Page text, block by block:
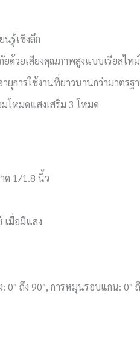
รู้เชิงลึก
ด้วยเสียงคุณภาพสูงแบบเรียลไทม์
การใช้งานที่ยาวนานกว่ามาตรฐ
โหมดแสงเสริม 3 โหมด
ด 1/1.8 นิ้ว
เมื่อมีแสง
ถึง 90°, การหมุนรอบแกน: 0°